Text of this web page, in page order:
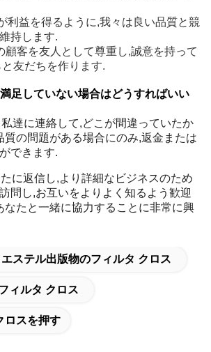
利益を得るように,我々は良い品質と競
持します.
顧客を友人として尊重し,誠意を持って
友だちを作ります.
足していない場合はどうすればいい
達に連絡して,どこが間違っていたか
質の問題がある場合にのみ,返金または
できます.
に返信し,より詳細なビジネスのため
問し,お互いをよりよく知るよう歓迎
なたと一緒に協力することに非常に興
ステル出版物のフィルタ クロス
ィルタ クロス
ロスを押す